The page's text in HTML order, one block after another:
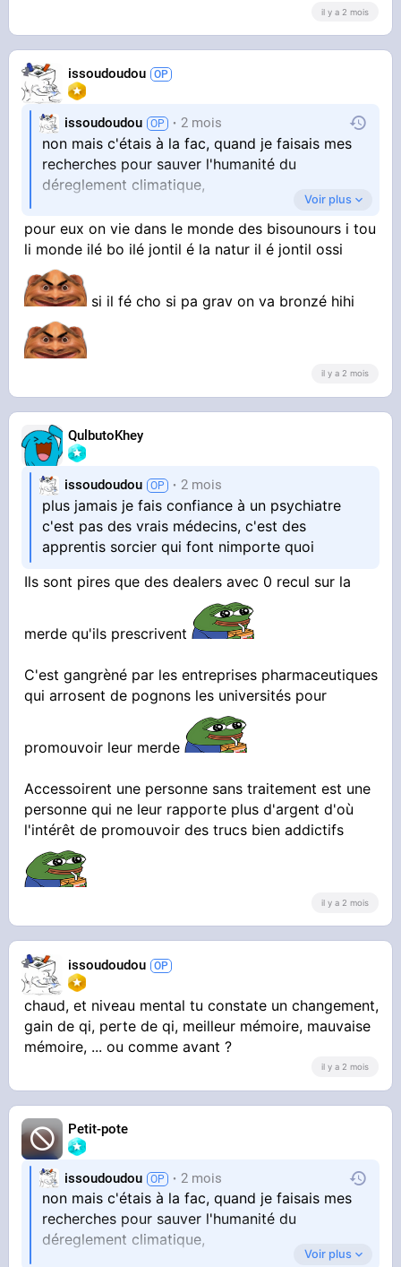
il y a 2 mois
issoudoudou
issoudoudou 2 mois
non mais c'étais à la fac, quand je faisais mes
recherches pour sauver l'humanité du
déreglement climatique,
parfois il faut faire des sacrifices pour sauver
l'humanité
mais les putains de wokistes féministes ne sont
pas prêt à entendre cela
Voir plus
pour eux on vie dans le monde des bisounours i tou
li monde ilé bo ilé jontil é la natur il é jontil ossi
si il fé cho si pa grav on va bronzé hihi
il y a 2 mois
QulbutoKhey
issoudoudou 2 mois
plus jamais je fais confiance à un psychiatre
c'est pas des vrais médecins, c'est des
apprentis sorcier qui font nimporte quoi
Ils sont pires que des dealers avec 0 recul sur la
merde qu'ils prescrivent
C'est gangrèné par les entreprises pharmaceutiques
qui arrosent de pognons les universités pour
promouvoir leur merde
Accessoirent une personne sans traitement est une
personne qui ne leur rapporte plus d'argent d'où
l'intérêt de promouvoir des trucs bien addictifs
il y a 2 mois
issoudoudou
chaud, et niveau mental tu constate un changement,
gain de qi, perte de qi, meilleur mémoire, mauvaise
mémoire, ... ou comme avant ?
il y a 2 mois
Petit-pote
issoudoudou 2 mois
non mais c'étais à la fac, quand je faisais mes
recherches pour sauver l'humanité du
déreglement climatique,
Voir plus